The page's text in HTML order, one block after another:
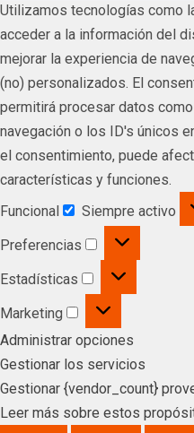
Utilizamos tecnologías como
acceder a la información del
mejorar la experiencia de
(no) personalizados. El
permitirá procesar datos
navegación o los ID's únicos
el consentimiento, puede
características y funciones.
Funcional
Siempre activo
Preferencias
Estadísticas
Marketing
Administrar opciones
Gestionar los servicios
Gestionar {vendor_count}
Leer más sobre estos